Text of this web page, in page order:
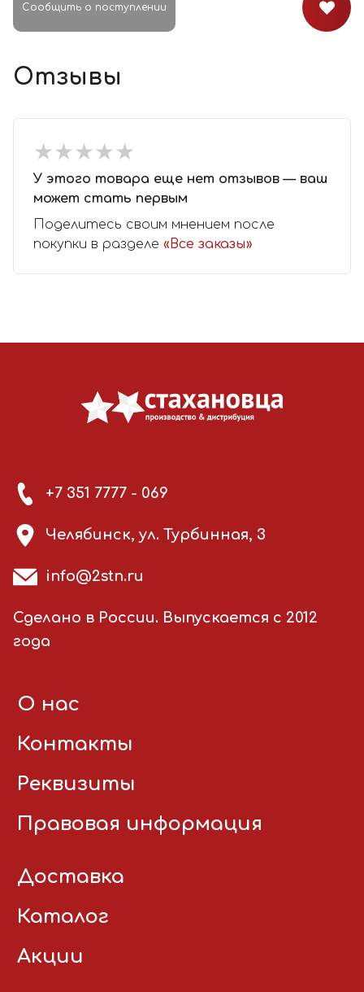
Сообщить о поступлении
Отзывы
★★★★★
★★★★★
У этого товара еще нет отзывов — ваш
может стать первым
Поделитесь своим мнением после
покупки в разделе «Все заказы»
+7 351 7777 - 069
Челябинск, ул. Турбинная, 3
info@2stn.ru
Сделано в России. Выпускается с 2012
года
О нас
Контакты
Реквизиты
Правовая информация
Доставка
Каталог
Акции